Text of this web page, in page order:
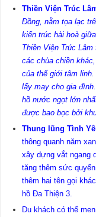
ThiềnViện Trúc
Đồng , nằm tọa lạc
kiến trúc hài hoà
Thiền Viện Trúc
các chùa chiền
của thế giới tâm
lấy may cho gia
hồ nước ngọt lớn
được bao bọc bởi
Thung lũng Tình
thông quanh năm
xây dựng vắt ngang
tăng thêm sức
thêm hai tên gọi
hồ Đa Thiện 3.
Du khách có thể